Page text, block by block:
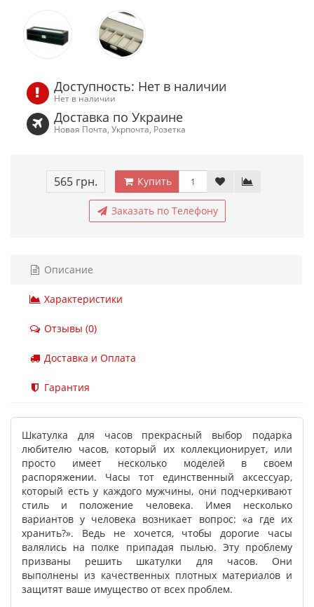
Доступность: Нет в наличии
Нет в наличии
Доставка по Украине
Новая Почта, Укрпочта, Розетка
565 грн. Купить
Заказать по Телефону
Описание
Характеристики
Отзывы (0)
Доставка и Оплата
Гарантия
Шкатулка для часов прекрасный выбор подарка
любителю часов, который их коллекционирует, или
просто имеет несколько моделей в своем
распоряжении. Часы тот единственный аксессуар,
который есть у каждого мужчины, они подчеркивают
стиль и положение человека. Имея несколько
вариантов у человека возникает вопрос: «а где их
хранить?». Ведь не хочется, чтобы дорогие часы
валялись на полке припадая пылью. Эту проблему
призваны решить шкатулки для часов. Они
выполнены из качественных плотных материалов и
защитят ваше имущество от всех проблем.